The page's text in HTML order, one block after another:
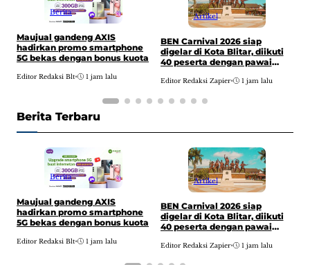
Berita
Maujual gandeng AXIS
hadirkan promo smartphone
5G bekas dengan bonus kuota
Editor Redaksi Blt• 1 jam lalu
Artikel
BEN Carnival 2026 siap
digelar di Kota Blitar, diikuti
40 peserta dengan pawai
kantor DPRD
Editor Redaksi Zapier• 1 jam lalu
Berita Terbaru
Berita
Maujual gandeng AXIS
hadirkan promo smartphone
5G bekas dengan bonus kuota
Editor Redaksi Blt• 1 jam lalu
Artikel
BEN Carnival 2026 siap
digelar di Kota Blitar, diikuti
40 peserta dengan pawai
kantor DPRD
Editor Redaksi Zapier• 1 jam lalu